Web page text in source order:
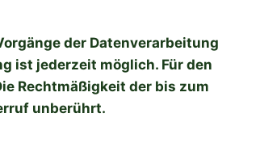
der Datenverarbeitung
ist jederzeit möglich. Für den
Rechtmäßigkeit der bis zum
unberührt.